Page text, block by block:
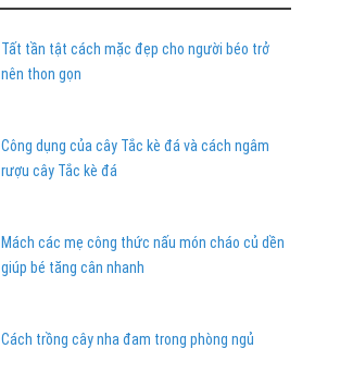
Tất tần tật cách mặc đẹp cho người béo trở
nên thon gọn
Công dụng của cây Tắc kè đá và cách ngâm
rượu cây Tắc kè đá
Mách các mẹ công thức nấu món cháo củ dền
giúp bé tăng cân nhanh
Cách trồng cây nha đam trong phòng ngủ